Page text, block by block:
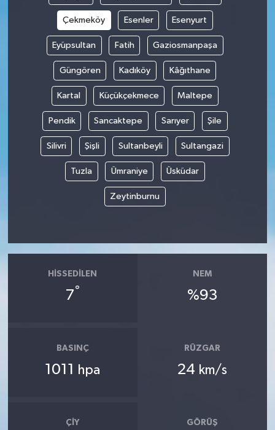
Çekmeköy Esenler Esenyurt
Eyüpsultan Fatih Gaziosmanpaşa
Güngören Kadıköy Kâğıthane
Kartal Küçükçekmece Maltepe
Pendik Sancaktepe Sarıyer Şile
Silivri Şişli Sultanbeyli Sultangazi
Tuzla Ümraniye Üsküdar
Zeytinburnu
HISSEDILEN
7°
NEM
%93
BASINÇ
1011 hpa
RÜZGAR
24 km/s
ÇIY GÖRÜŞ